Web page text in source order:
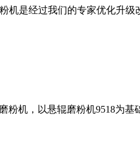
机是经过我们的专家优化升
机，以悬辊磨粉机9518为基